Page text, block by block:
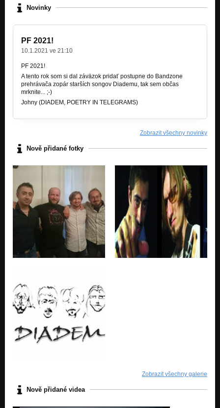
Novinky
PF 2021!
10.1.2021 ve 21:10
PF 2021!
A tento rok som si dal záväzok pridať postupne do Bandzone
prehrávača zopár starších songov Diademu, tak sem občas
mrknite... ;-)
Johny (DIADEM, POETRY IN TELEGRAMS)
Zobrazit všechny novinky
Nově přidané fotky
Zobrazit všechny galerie
Nově přidané videa